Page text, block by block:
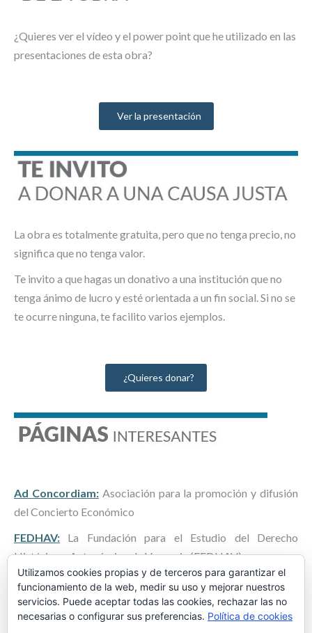
¿Quieres ver el vídeo y el power point que he utilizado en las
presentaciones de esta obra?
Ver la presentación
La obra es totalmente gratuita, pero que no tenga precio, no
significa que no tenga valor.
Te invito a que hagas un donativo a una institución que no
tenga ánimo de lucro y esté orientada a un fin social. Si no se
te ocurre ninguna, te facilito varios ejemplos.
¿Quieres donar?
Ad Concordiam: Asociación para la promoción y difusión
del Concierto Económico
FEDHAV:
La Fundación para el Estudio del Derecho
Histórico y Autonómico de Vasconia (FEDHAV)
ITUNA:
Centro de Documentación del Concierto
Económico y las Haciendas Forales
Utilizamos cookies propias y de terceros para garantizar el
funcionamiento de la web, medir su uso y mejorar nuestros
servicios. Puede aceptar todas las cookies, rechazar las no
necesarias o configurar sus preferencias. Política de cookies